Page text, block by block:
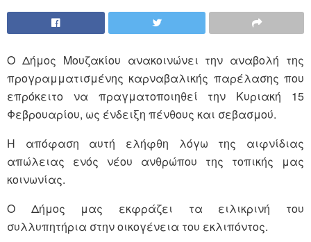
Ο Δήμος Μουζακίου ανακοινώνει την αναβολή της
προγραμματισμένης καρναβαλικής παρέλασης που
επρόκειτο να πραγματοποιηθεί την Κυριακή 15
Φεβρουαρίου, ως ένδειξη πένθους και σεβασμού.
Η απόφαση αυτή ελήφθη λόγω της αιφνίδιας
απώλειας ενός νέου ανθρώπου της τοπικής μας
κοινωνίας.
Ο Δήμος μας εκφράζει τα ειλικρινή του
συλλυπητήρια στην οικογένεια του εκλιπόντος.